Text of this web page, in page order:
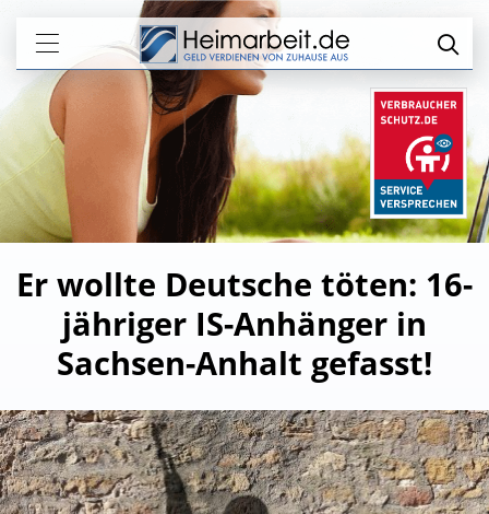
Er wollte Deutsche töten: 16-
jähriger IS-Anhänger in
Sachsen-Anhalt gefasst!